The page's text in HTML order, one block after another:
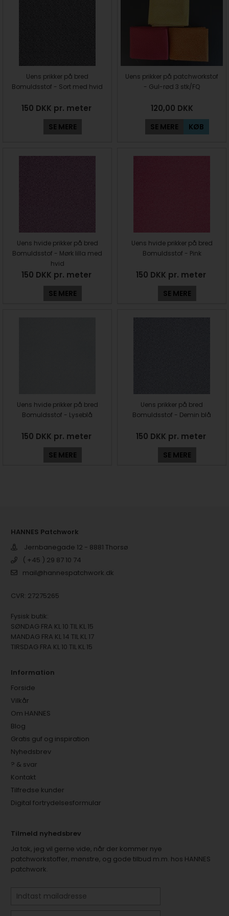
Uens prikker på bred
Bomuldsstof - Sort med hvid
150 DKK pr. meter
SE MERE
Uens prikker på patchworkstof
- Gul-rød 3 stk/FQ
120,00 DKK
SE MERE KØB
Uens hvide prikker på bred
Bomuldsstof - Mørk lilla med
hvid
150 DKK pr. meter
SE MERE
Uens hvide prikker på bred
Bomuldsstof - Pink
150 DKK pr. meter
SE MERE
Uens hvide prikker på bred
Bomuldsstof - Lyseblå
150 DKK pr. meter
SE MERE
Uens prikker på bred
Bomuldsstof - Demin blå
150 DKK pr. meter
SE MERE
HANNES Patchwork
Jernbanegade 12 - 8881 Thorsø
( +45 ) 29 87 10 74
mail@hannespatchwork.dk
CVR: 27275265
Fysisk butik:
SØNDAG FRA KL 10 TIL KL 15
MANDAG FRA KL 14 TIL KL 17
TIRSDAG FRA KL 10 TIL KL 15
Information
Forside
Vilkår
Om HANNES
Blog
Gratis guf og inspiration
Nyhedsbrev
? & svar
Kontakt
Tilfredse kunder
Digital fortrydelsesformular
Tilmeld nyhedsbrev
Ja tak, jeg vil gerne vide, når der kommer nye
patchworkstoffer, mønstre, og gode tilbud m.m. hos HANNES
patchwork.